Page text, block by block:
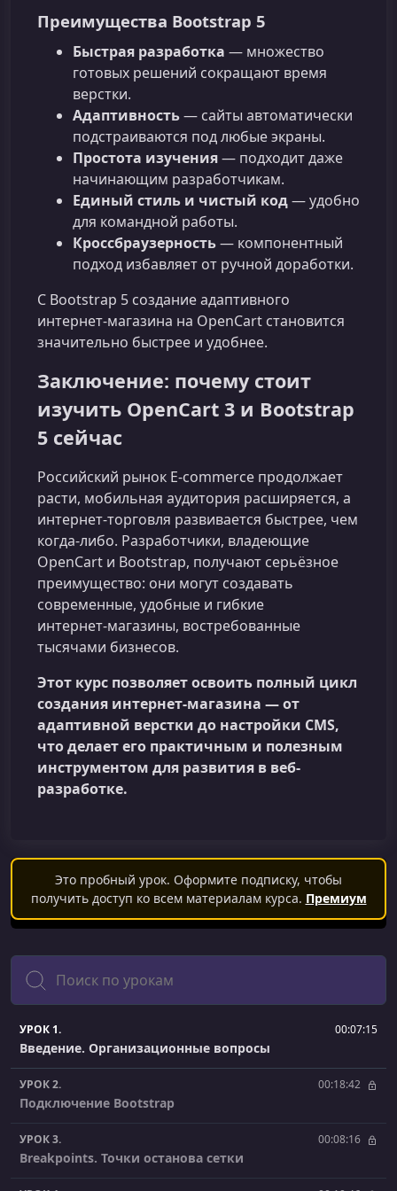
Преимущества Bootstrap 5
Быстрая разработка — множество
готовых решений сокращают время
верстки.
Адаптивность— сайты автоматически
подстраиваются под любые экраны.
Простота изучения— подходит даже
начинающим разработчикам.
Единый стиль и чистый код— удобно
для командной работы.
Кроссбраузерность— компонентный
подход избавляет от ручной доработки.
С Bootstrap 5 создание адаптивного
интернет‑магазина на OpenCart становится
значительно быстрее и удобнее.
Заключение: почему стоит
изучить OpenCart 3 и Bootstrap
5 сейчас
Российский рынок E-commerce продолжает
расти, мобильная аудитория расширяется, а
интернет‑торговля развивается быстрее, чем
когда‑либо. Разработчики, владеющие
OpenCart и Bootstrap, получают серьёзное
преимущество: они могут создавать
современные, удобные и гибкие
интернет‑магазины, востребованные
тысячами бизнесов.
Этот курс позволяет освоить полный цикл
создания интернет‑магазина — от
адаптивной верстки до настройки CMS,
что делает его практичным и полезным
инструментом для развития в веб-
разработке.
Это пробный урок. Оформите подписку, чтобы
получить доступ ко всем материалам курса. Премиум
Поиск
УРОК 1. 00:07:15
Введение. Организационные вопросы
УРОК 2. 00:18:42
Подключение Bootstrap
УРОК 3. 00:08:16
Breakpoints. Точки останова сетки